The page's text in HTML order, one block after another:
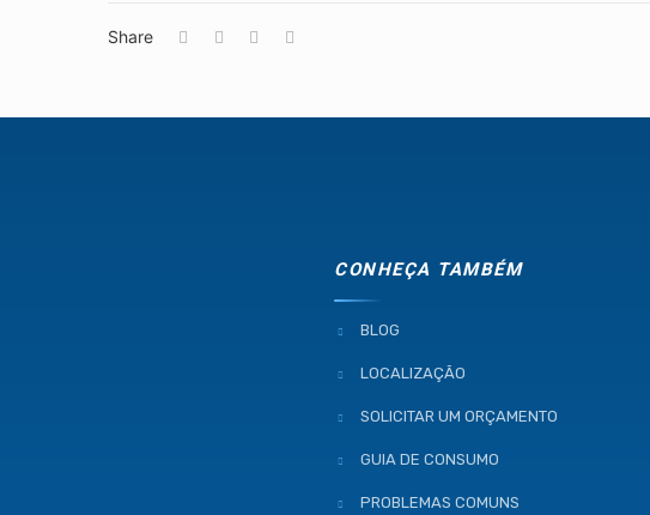
Share
CONHEÇA TAMBÉM
BLOG
LOCALIZAÇÃO
SOLICITAR UM ORÇAMENTO
GUIA DE CONSUMO
PROBLEMAS COMUNS